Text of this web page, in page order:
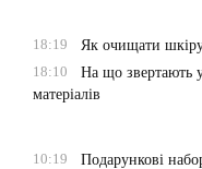
18:19
Як очищати
18:10
На що звертають
матеріалів
10:19
Подарункові